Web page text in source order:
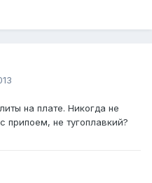
на плате. Никогда не
припоем, не тугоплавкий?